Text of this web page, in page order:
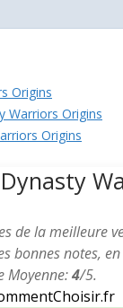
Origins
Warriors Origins
Origins
de la meilleure
bonnes notes,
Moyenne:4/5.